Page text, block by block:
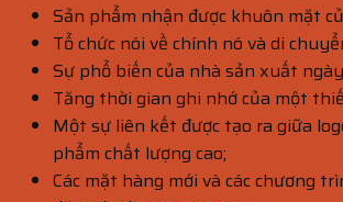
Sản phẩm nhận được khuôn mặt
Tổ chức nói về chính nó và di
Sự phổ biến của nhà sản xuất
Tăng thời gian ghi nhớ của một
Một sự liên kết được tạo ra giữa
phẩm chất lượng cao;
Các mặt hàng mới và các chương